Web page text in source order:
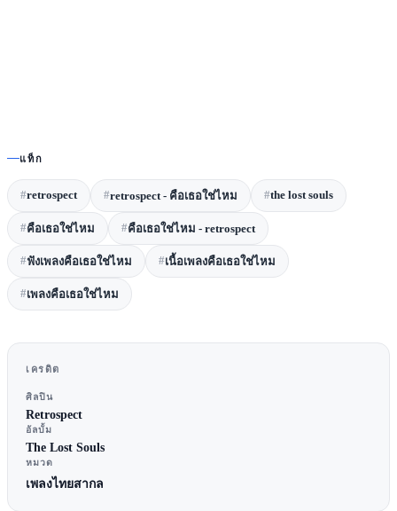
แท็ก
#retrospect #retrospect - คือเธอใช่ไหม #the lost souls
#คือเธอใช่ไหม #คือเธอใช่ไหม - retrospect
#ฟังเพลงคือเธอใช่ไหม #เนื้อเพลงคือเธอใช่ไหม
#เพลงคือเธอใช่ไหม
เครดิต
ศิลปิน
Retrospect
อัลบั้ม
The Lost Souls
หมวด
เพลงไทยสากล